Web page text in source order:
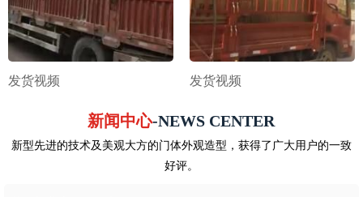
发货视频 发货视频
新闻中心-NEWS CENTER
新型先进的技术及美观大方的门体外观造型，获得了广大用户的一致
好评。